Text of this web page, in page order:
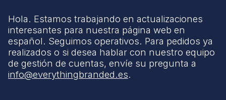
Hola. Estamos trabajando en actualizaciones
interesantes para nuestra página web en
español. Seguimos operativos. Para pedidos ya
realizados o si desea hablar con nuestro equipo
de gestión de cuentas, envíe su pregunta a
info@everythingbranded.es.